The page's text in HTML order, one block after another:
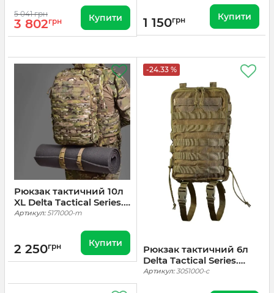
5 041 грн
3 802грн Купити 1 150грн Купити
Рюкзак тактичний 10л
XL Delta Tactical Series.
Мультикам
Артикул:5171000-m
2 250грн Купити
-24.33 %
Рюкзак тактичний 6л
Delta Tactical Series.
Койот
Артикул:3051000-c